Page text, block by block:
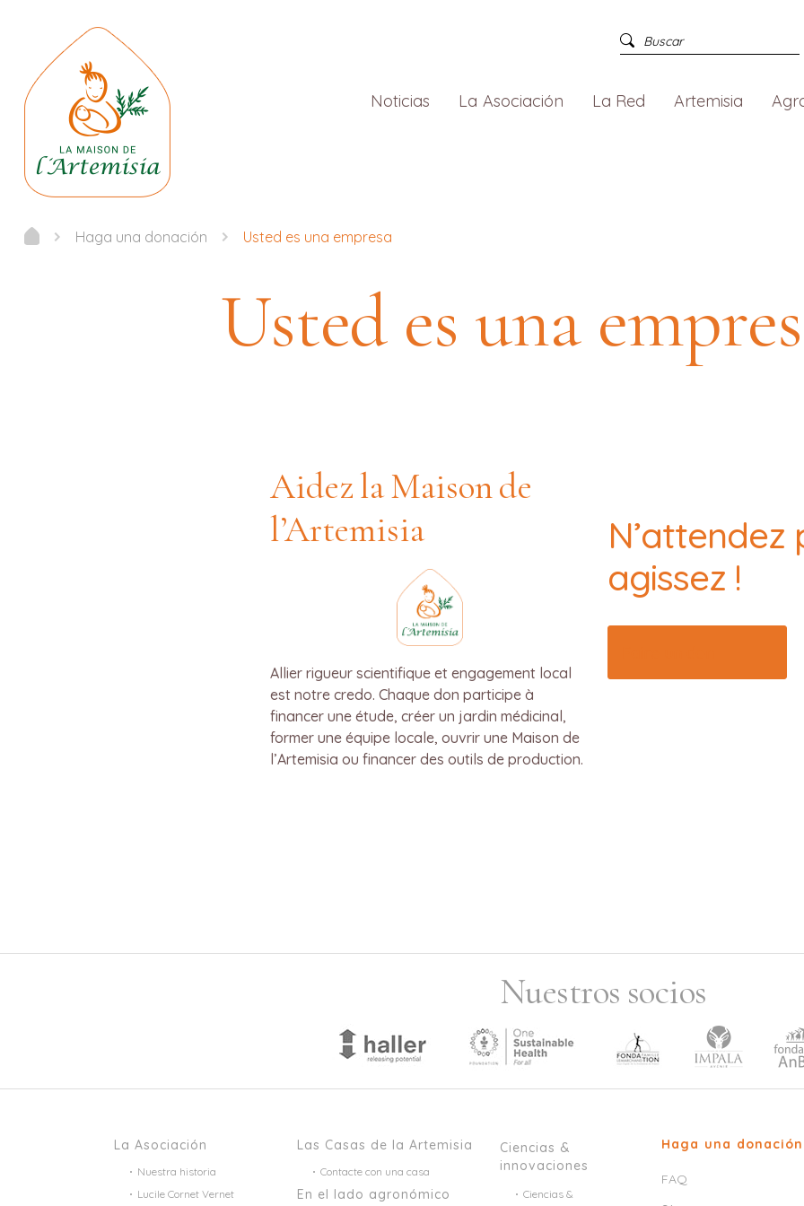
Noticias La Asociación La Red Artemisia
Haga una donación Usted es una empresa
Usted es una
Aidez la Maison de
l’Artemisia
Allier rigueur scientifique et engagement local
est notre credo. Chaque don participe à
financer une étude, créer un jardin médicinal,
former une équipe locale, ouvrir une Maison de
l’Artemisia ou financer des outils de production.
N’attendez
agissez !
Nuestros socios
La Asociación
Nuestra historia
Lucile Cornet Vernet
Las Casas de la Artemisia
Contacte con una casa
En el lado agronómico
Ciencias &
innovaciones
Ciencias &
Haga una donación
FAQ